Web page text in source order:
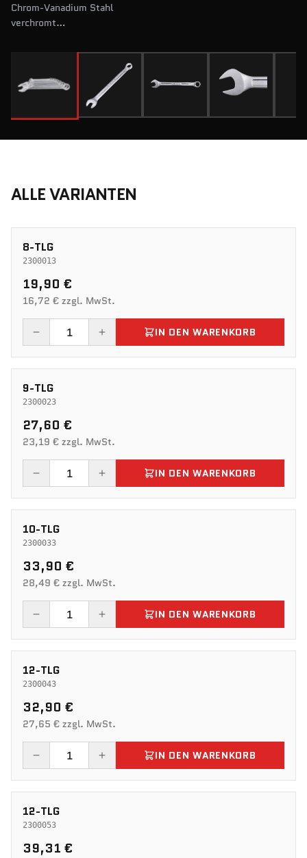
Chrom-Vanadium Stahl
verchromt
ALLE VARIANTEN
8-TLG
2300013
19,90 €
16,72 € zzgl. MwSt.
IN DEN WARENKORB
9-TLG
2300023
27,60 €
23,19 € zzgl. MwSt.
IN DEN WARENKORB
10-TLG
2300033
33,90 €
28,49 € zzgl. MwSt.
IN DEN WARENKORB
12-TLG
2300043
32,90 €
27,65 € zzgl. MwSt.
IN DEN WARENKORB
12-TLG
2300053
39,31 €